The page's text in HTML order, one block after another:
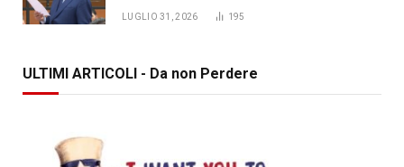
LUGLIO 31, 2026 195
ULTIMI ARTICOLI - Da non Perdere